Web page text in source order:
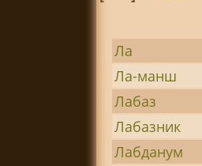
Ла
Ла-манш
Лабаз
Лабазник
Лабданум